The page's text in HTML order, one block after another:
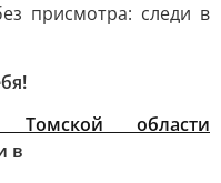
присмотра: следи в
области
в